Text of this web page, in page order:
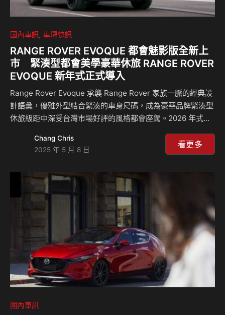
國內車訊 車壇快訊
RANGE ROVER EVOQUE 都會魅影版全新上
市 緊湊型都會美學豪華休旅 RANGE ROVER
EVOQUE 新年式正式導入
Range Rover Evoque 承襲 Range Rover 家族一脈的經典設
計語彙，優雅外型結合緊湊的車身尺碼，成為豪華品牌緊湊型
休旅級距中深受台灣市場好評的風格都會座駕。2026 年式
P250 S 與 P250 Dynamic SE 雙車型下，推出「都會魅影
版」的全新車型編成，為穿梭都會與兼具生活品味的理想提供
Evoque 都會魅影版風格品味隨行 都會魅影版以 Range
Rover Evoque 雙車型為基礎，運用黑色對車輛外觀進行渲染
與點綴，搭載黑…
Chang Chris
2025 年 5 月 8 日
看更多
國內車訊